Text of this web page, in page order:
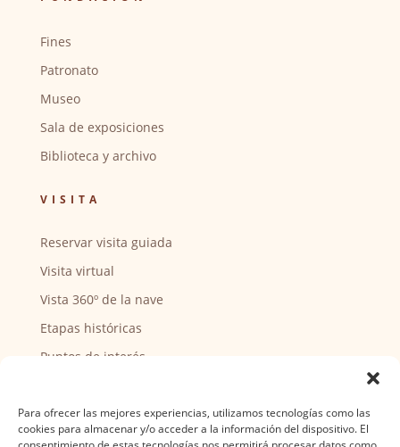
Para ofrecer las mejores experiencias, utilizamos tecnologías como las
cookies para almacenar y/o acceder a la información del dispositivo. El
Fines
Patronato
Museo
Sala de exposiciones
Biblioteca y archivo
VISITA
Reservar visita guiada
Visita virtual
Vista 360º de la nave
Etapas históricas
Puntos de interés
Actividades y horarios